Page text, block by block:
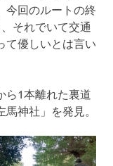
今回のルートの終
それでいて交通
て優しいとは言い
ら1本離れた裏道
神社」を発見。